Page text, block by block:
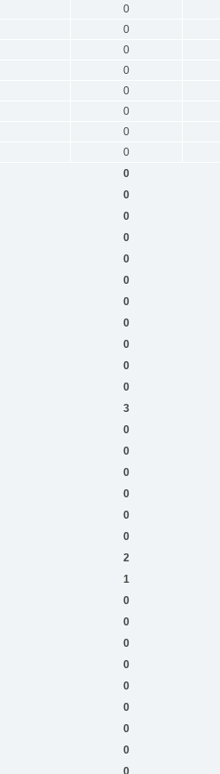
0
0
0
0
0
0
0
0
0
0
0
0
0
0
0
0
0
0
0
3
0
0
0
0
0
0
2
1
0
0
0
0
0
0
0
0
0